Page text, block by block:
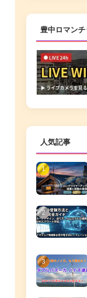
豊中ロマン
人気記事